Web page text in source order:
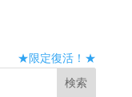
★限定復活！★
検索